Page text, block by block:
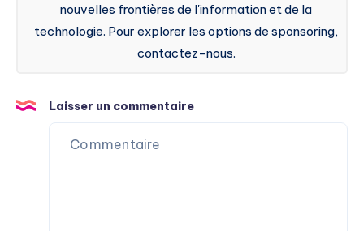
nouvelles frontières de l'information et de la
technologie. Pour explorer les options de sponsoring,
contactez-nous.
Laisser un commentaire